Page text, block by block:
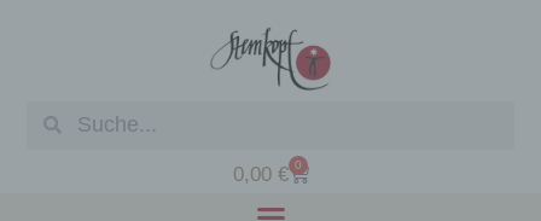
0,00 € 0